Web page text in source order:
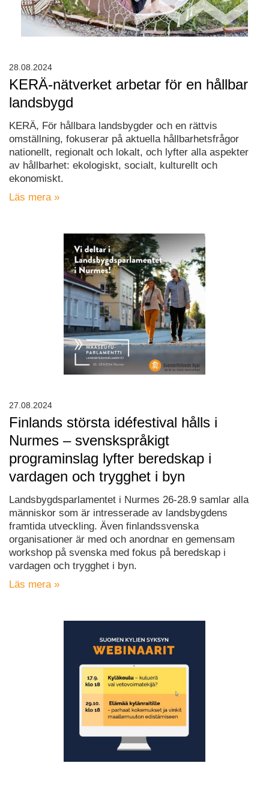
KERÄ-nätverket arbetar för en hållbar
landsbygd
KERÄ, För hållbara landsbygder och en rättvis
omställning, fokuserar på aktuella hållbarhetsfrågor
nationellt, regionalt och lokalt, och lyfter alla aspekter
av hållbarhet: ekologiskt, socialt, kulturellt och
ekonomiskt.
Läs mera »
28.08.2024
Finlands största idéfestival hålls i
Nurmes – svenskspråkigt
programinslag lyfter beredskap i
vardagen och trygghet i byn
Landsbygdsparlamentet i Nurmes 26-28.9 samlar alla
människor som är intresserade av landsbygdens
framtida utveckling. Även finlandssvenska
organisationer är med och anordnar en gemensam
workshop på svenska med fokus på beredskap i
vardagen och trygghet i byn.
Läs mera »
27.08.2024